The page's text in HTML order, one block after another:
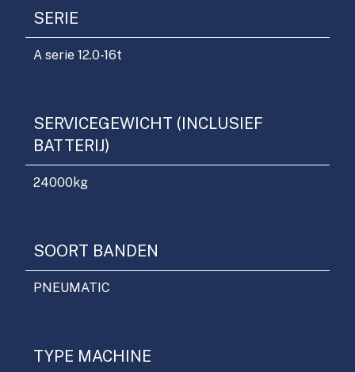
SERIE
A serie 12.0-16t
SERVICEGEWICHT (INCLUSIEF
BATTERIJ)
24000kg
SOORT BANDEN
PNEUMATIC
TYPE MACHINE